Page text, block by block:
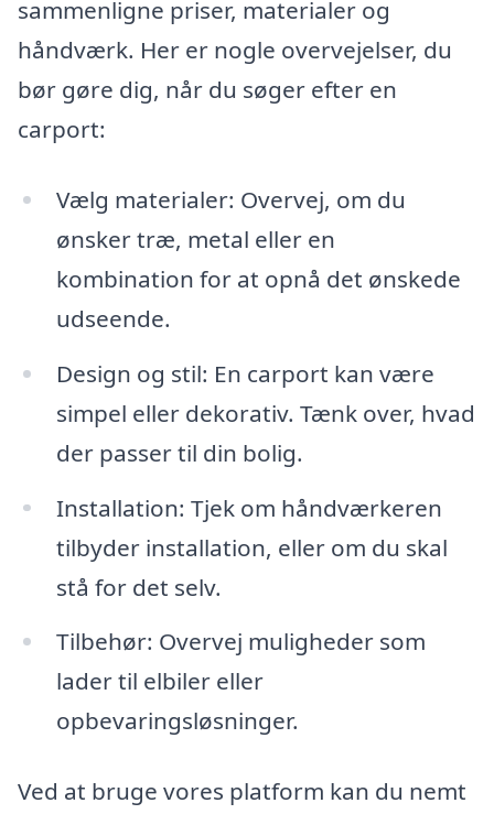
sammenligne priser, materialer og
håndværk. Her er nogle overvejelser, du
bør gøre dig, når du søger efter en
carport:
Vælg materialer: Overvej, om du
ønsker træ, metal eller en
kombination for at opnå det ønskede
udseende.
Design og stil: En carport kan være
simpel eller dekorativ. Tænk over, hvad
der passer til din bolig.
Installation: Tjek om håndværkeren
tilbyder installation, eller om du skal
stå for det selv.
Tilbehør: Overvej muligheder som
lader til elbiler eller
opbevaringsløsninger.
Ved at bruge vores platform kan du nemt